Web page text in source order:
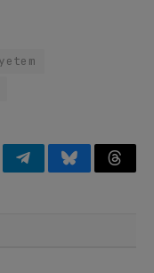
TelegramBluesky